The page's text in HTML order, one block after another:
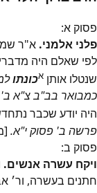
פסוק א:
פלני אלמני. א"ר
לפי שאלם היה
שנטלו אותן אכונתו
כמבואר בב"ב צ"א
היה יודע שכבר
פרשה ב' פסוק י"א.
פסוק ב:
ויקח עשרה אנשים.
חתנים בעשרה, ור׳